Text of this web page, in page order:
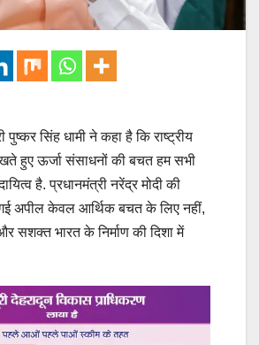
पुष्कर सिंह धामी ने कहा है कि राष्ट्रीय
हुए ऊर्जा संसाधनों की बचत हम सभी
है. प्रधानमंत्री नरेंद्र मोदी की
अपील केवल आर्थिक बचत के लिए नहीं,
सशक्त भारत के निर्माण की दिशा में